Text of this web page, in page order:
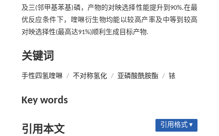
及三(邻甲基苯基)磷，产物的对映选择性能提升到90%.在最
优反应条件下，喹啉衍生物均能以较高产率及中等到较高
对映选择性(最高达91%)顺利生成目标产物.
关键词
手性四氢喹啉 / 不对称氢化 / 亚磷酸酰胺酯 / 铱
Key words
引用本文 引用格式 ▾